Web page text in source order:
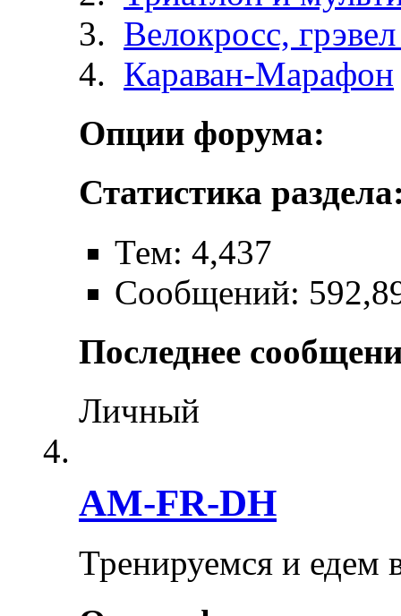
Велокросc,
Караван-Марафон
Опции форума:
Статистика
Тем: 4,437
Сообщений:
Последнее
Личный
AM-FR-DH
Тренируемся и едем